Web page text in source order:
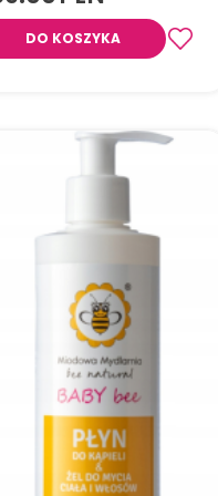
gua sha, rolle masujący do
oraz maska na oczy. Zestaw
SPA sprzedawany jest w
DO KOSZYKA